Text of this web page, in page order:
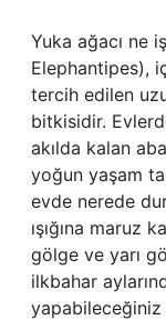
Yuka ağacı ne
Elephantipes),
tercih edilen
bitkisidir.
akılda kalan
yoğun yaşam
evde nerede
ışığına maruz
gölge ve yarı
ilkbahar